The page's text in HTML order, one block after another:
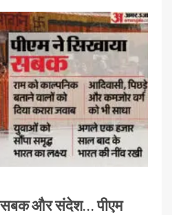
सबक और संदेश… पीएम